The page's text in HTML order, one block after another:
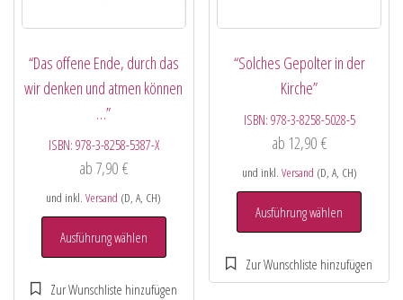
“Das offene Ende, durch das
wir denken und atmen können
…”
ISBN: 978-3-8258-5387-X
ab 7,90 €
und inkl.Versand (D, A, CH)
Ausführung wählen
“Solches Gepolter in der
Kirche”
ISBN: 978-3-8258-5028-5
ab 12,90 €
und inkl. Versand (D, A, CH)
Ausführung wählen